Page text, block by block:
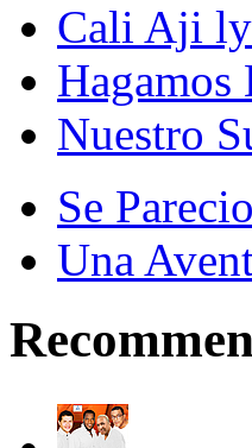
Cali Aji
Nuestro
Se
Una